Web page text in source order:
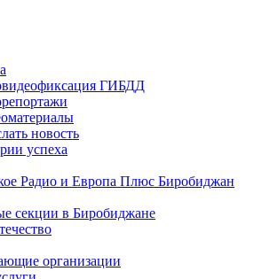
ГИБДД
новость
успеха
Радио и Европа Плюс Биробиджан
секции в Биробиджане
организации